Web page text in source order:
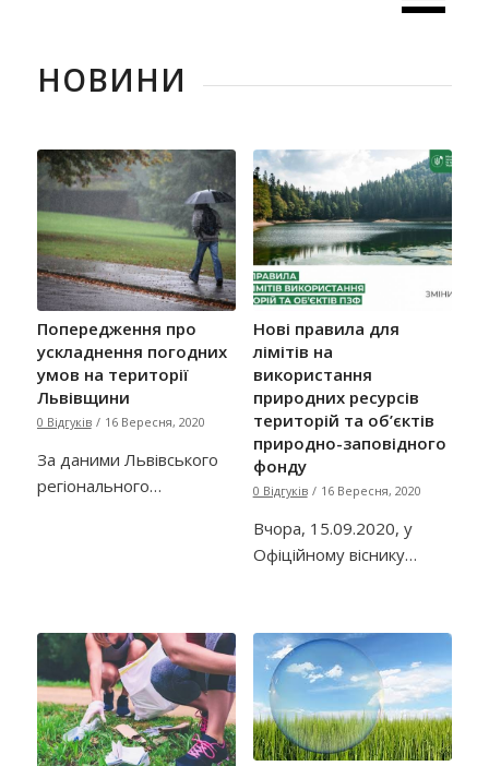
НОВИНИ
Попередження про
ускладнення погодних
умов на території
Львівщини
0 Відгуків / 16 Вересня, 2020
За даними Львівського
регіонального…
Нові правила для
лімітів на
використання
природних ресурсів
територій та об’єктів
природно-заповідного
фонду
0 Відгуків / 16 Вересня, 2020
Вчора, 15.09.2020, у
Офіційному віснику…